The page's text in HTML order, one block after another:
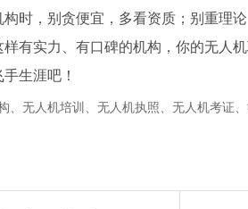
时，别贪便宜，多看资质；别重理
有实力、有口碑的机构，你的无人
生涯吧！
、无人机培训、无人机执照、无人机考证